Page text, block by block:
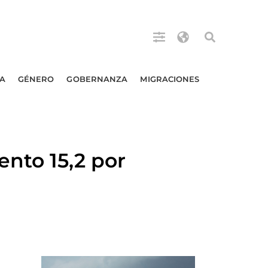
GÉNERO GOBERNANZA MIGRACIONES
15,2 por